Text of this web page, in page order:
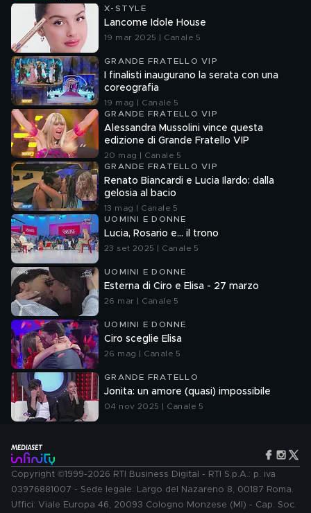
X-STYLE
Lancome Idole House
19 mar 2025 | Canale 5
GRANDE FRATELLO VIP
I finalisti inaugurano la serata con una
coreografia
19 mag | Canale 5
GRANDE FRATELLO VIP
Alessandra Mussolini vince questa
edizione di Grande Fratello VIP
20 mag | Canale 5
GRANDE FRATELLO VIP
Renato Biancardi e Lucia Ilardo: dalla
gelosia al bacio
13 mag | Canale 5
UOMINI E DONNE
Lucia, Rosario e... il trono
23 set 2025 | Canale 5
UOMINI E DONNE
Esterna di Ciro e Elisa - 27 marzo
26 mar | Canale 5
UOMINI E DONNE
Ciro sceglie Elisa
26 mag | Canale 5
GRANDE FRATELLO
Jonita: un amore (quasi) impossibile
04 nov 2025 | Canale 5
Copyright ©1999-2026 RTI Business Digital - RTI S.p.A.: p. iva
03976881007 - Sede legale: Largo del Nazareno 8, 00187 Roma.
Uffici: Viale Europa 46, 20093 Cologno Monzese (MI) - Cap. Soc.